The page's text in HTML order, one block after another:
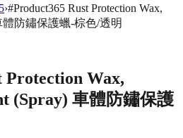
›#Product365 Rust Protection Wax,
體防鏽保護蠟-棕色/透明
Protection Wax,
(Spray) 車體防鏽保護